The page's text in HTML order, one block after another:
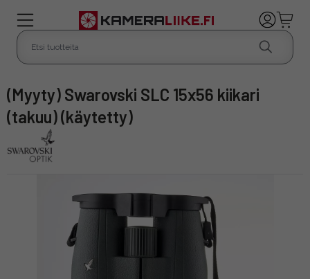
(Myyty) Swarovski SLC 15x56 kiikari
(takuu) (käytetty)